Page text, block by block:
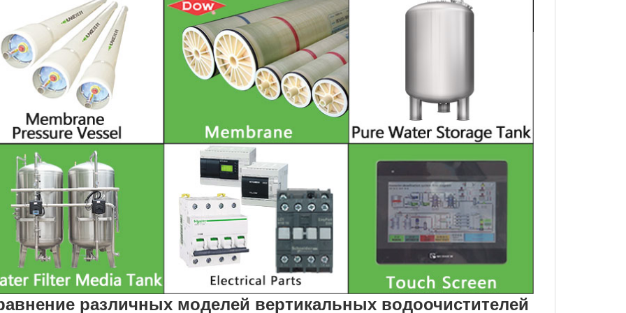
различных моделей вертикальных водоочистителей